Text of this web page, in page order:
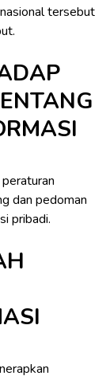
tersebut
dan pedoman
pribadi.